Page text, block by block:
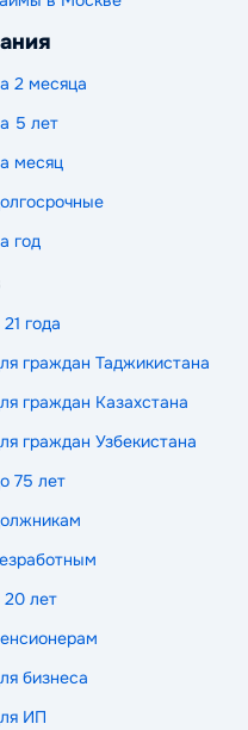
2 месяца
5 лет
месяц
год
года
граждан Таджикистана
граждан Казахстана
граждан Узбекистана
75 лет
лет
бизнеса
ИП